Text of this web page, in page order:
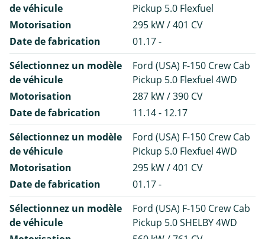
de véhicule
Pickup 5.0 Flexfuel
Motorisation
295 kW / 401 CV
Date de fabrication
01.17 -
Sélectionnez un modèle
de véhicule
Ford (USA) F-150 Crew Cab
Pickup 5.0 Flexfuel 4WD
Motorisation
287 kW / 390 CV
Date de fabrication
11.14 - 12.17
Sélectionnez un modèle
de véhicule
Ford (USA) F-150 Crew Cab
Pickup 5.0 Flexfuel 4WD
Motorisation
295 kW / 401 CV
Date de fabrication
01.17 -
Sélectionnez un modèle
de véhicule
Ford (USA) F-150 Crew Cab
Pickup 5.0 SHELBY 4WD